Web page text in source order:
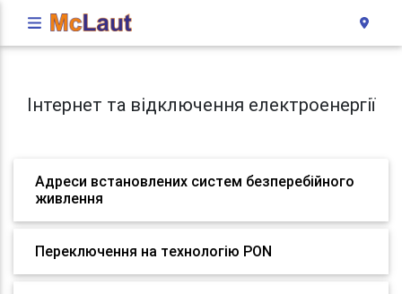
Інтернет та відключення електроенергії
Адреси встановлених систем безперебійного
живлення
Переключення на технологію PON